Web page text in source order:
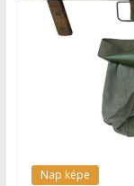
Nap képe